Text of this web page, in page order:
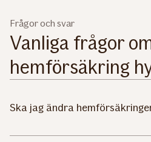
Frågor och svar
Vanliga frågor
hemförsäkring
Ska jag ändra